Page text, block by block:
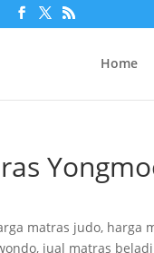
Home
matras judo, harga
, jual matras